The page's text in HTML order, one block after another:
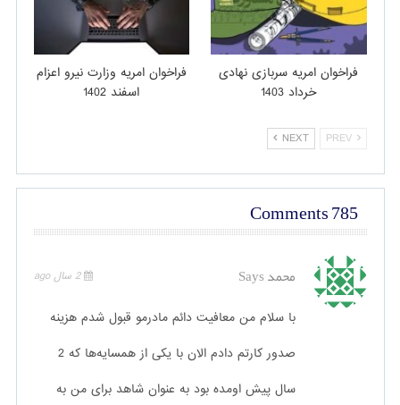
فراخوان امریه سربازی نهادی
خرداد 1403
فراخوان امریه وزارت نیرو اعزام
اسفند 1402
PREV
NEXT
785 Comments
محمدSays 2 سال ago
با سلام من معافیت دائم مادرمو قبول شدم هزینه
صدور کارتم دادم الان با یکی از همسایه‌ها که 2
سال پیش اومده بود به عنوان شاهد برای من به